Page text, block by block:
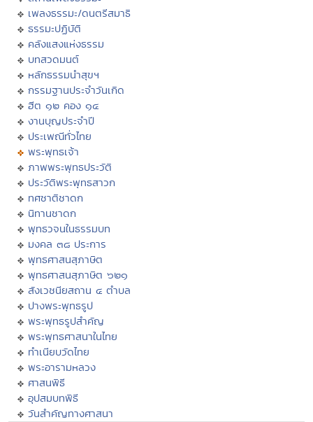
เพลงธรรมะ/ดนตรีสมาธิ
ธรรมะปฏิบัติ
คลังแสงแห่งธรรม
บทสวดมนต์
หลักธรรมนำสุขฯ
กรรมฐานประจำวันเกิด
ฮีต ๑๒ คอง ๑๔
งานบุญประจำปี
ประเพณีทั่วไทย
พระพุทธเจ้า
ภาพพระพุทธประวัติ
ประวัติพระพุทธสาวก
ทศชาติชาดก
นิทานชาดก
พุทธวจนในธรรมบท
มงคล ๓๘ ประการ
พุทธศาสนสุภาษิต
พุทธศาสนสุภาษิต ๖๒๑
สังเวชนียสถาน ๔ ตำบล
ปางพระพุทธรูป
พระพุทธรูปสำคัญ
พระพุทธศาสนาในไทย
ทำเนียบวัดไทย
พระอารามหลวง
ศาสนพิธี
อุปสมบทพิธี
วันสำคัญทางศาสนา